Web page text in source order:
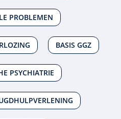
PROBLEMEN
BASIS GGZ
PSYCHIATRIE